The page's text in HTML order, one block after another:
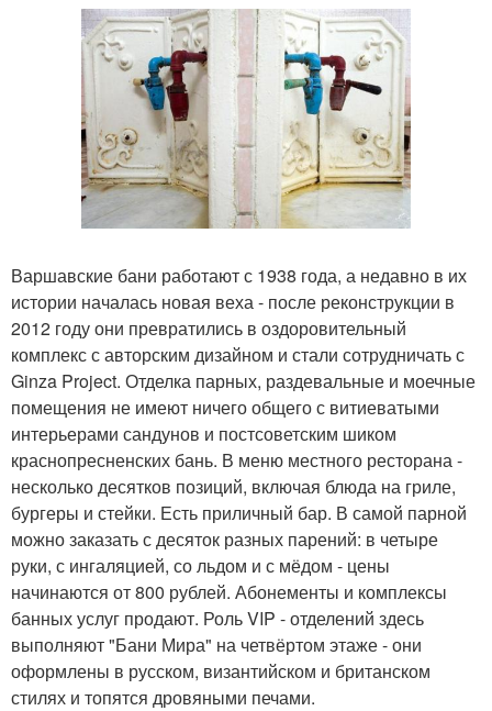
Варшавские бани работают с 1938 года, а недавно в их
истории началась новая веха - после реконструкции в
2012 году они превратились в оздоровительный
комплекс с авторским дизайном и стали сотрудничать с
Ginza Project. Отделка парных, раздевальные и моечные
помещения не имеют ничего общего с витиеватыми
интерьерами сандунов и постсоветским шиком
краснопресненских бань. В меню местного ресторана -
несколько десятков позиций, включая блюда на гриле,
бургеры и стейки. Есть приличный бар. В самой парной
можно заказать с десяток разных парений: в четыре
руки, с ингаляцией, со льдом и с мёдом - цены
начинаются от 800 рублей. Абонементы и комплексы
банных услуг продают. Роль VIP - отделений здесь
выполняют "Бани Мира" на четвёртом этаже - они
оформлены в русском, византийском и британском
стилях и топятся дровяными печами.